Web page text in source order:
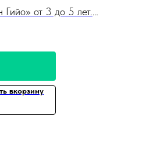
от 3 до 5 лет.
вкорзину